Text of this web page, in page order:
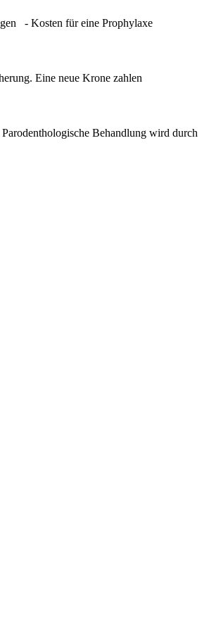
- Kosten für eine Prophylaxe
Eine neue Krone zahlen
Behandlung wird durch